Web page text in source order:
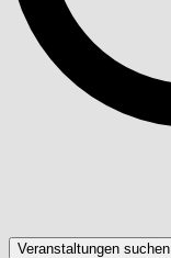
Veranstaltungen suchen